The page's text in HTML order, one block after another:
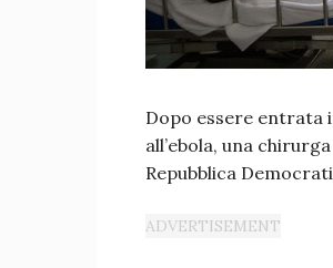
Dopo essere entrata
all’ebola, una
Repubblica